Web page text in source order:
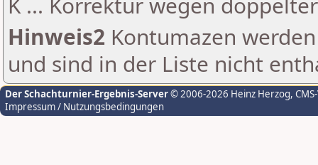
Hinweis2 Kontumazen
und sind in der Liste nicht
Der Schachturnier-Ergebnis-Server© 2006-2026 Heinz Herzog,
Impressum / Nutzungsbedingungen